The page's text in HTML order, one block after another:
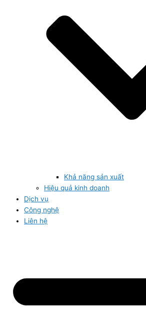
Khả năng sản xuất
Hiệu quả kinh doanh
Dịch vụ
Công nghệ
Liên hệ